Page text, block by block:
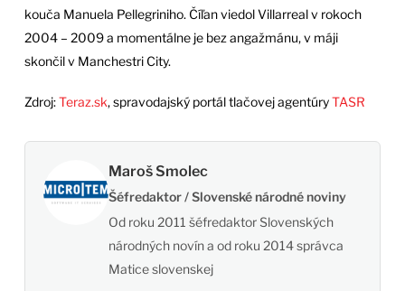
kouča Manuela Pellegriniho. Číľan viedol Villarreal v rokoch
2004 – 2009 a momentálne je bez angažmánu, v máji
skončil v Manchestri City.
Zdroj:Teraz.sk, spravodajský portál tlačovej agentúryTASR
Maroš Smolec
Šéfredaktor / Slovenské národné noviny
Od roku 2011 šéfredaktor Slovenských
národných novín a od roku 2014 správca
Matice slovenskej